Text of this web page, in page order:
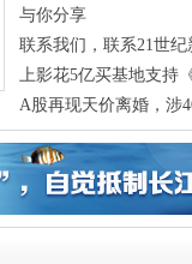
与你分享
联系我们，联系21世纪
上影花5亿买基地支持
A股再现天价离婚，涉